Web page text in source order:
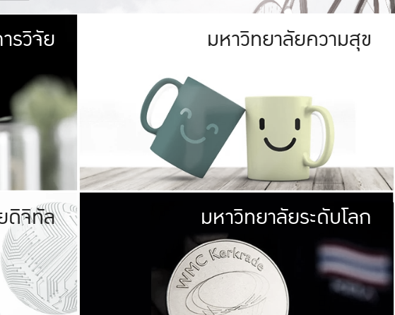
าวิทยาลัย
ตร์ มีพื้นที่เขียวสดใส หนาแน่น
ป่าในเมือง (URBAN FOREST)
(URBAN AGRICULTURE)
รวมกันได้ประมาณ 1,400 ไร่
รวิจัย มหาวิทยาลัย
ให้กับประชาชน
มหาวิทยาลัยความสุข
ผิดชอบต่อสังคม
อกับชุมชน เพื่อความกินดีอยู่ดี
และความสุขอย่างยั่งยืน
มองปัญหาในภาพกว้าง
แก้ไขจากปัญหาจุดเล็กๆ
ดิจิทัล มหาวิทยา
พร้อมที่จ
และผลักดันในการใช้ระบบส
เพื่อการทำงานแ
มหาวิทยาลัยระดับโลก